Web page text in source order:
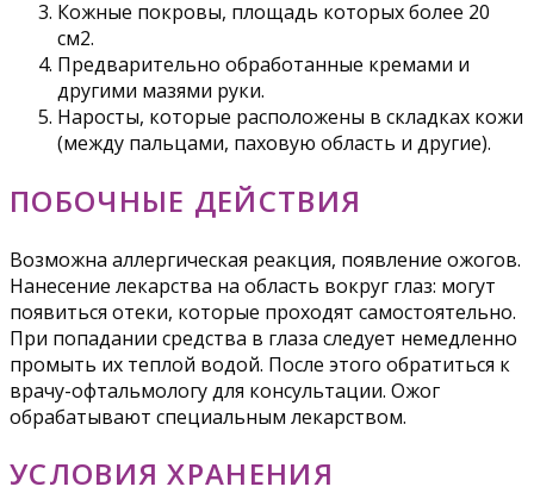
Кожные покровы, площадь которых более 20
см2.
Предварительно обработанные кремами и
другими мазями руки.
Наросты, которые расположены в складках кожи
(между пальцами, паховую область и другие).
ПОБОЧНЫЕ ДЕЙСТВИЯ
Возможна аллергическая реакция, появление ожогов.
Нанесение лекарства на область вокруг глаз: могут
появиться отеки, которые проходят самостоятельно.
При попадании средства в глаза следует немедленно
промыть их теплой водой. После этого обратиться к
врачу-офтальмологу для консультации. Ожог
обрабатывают специальным лекарством.
УСЛОВИЯ ХРАНЕНИЯ